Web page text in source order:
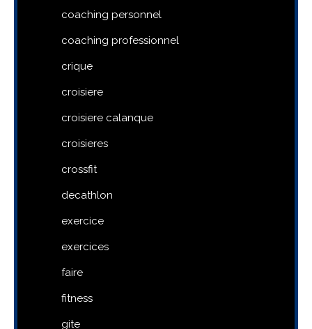
coaching personnel
coaching professionnel
crique
croisiere
croisiere calanque
croisieres
crossfit
decathlon
exercice
exercices
faire
fitness
gite